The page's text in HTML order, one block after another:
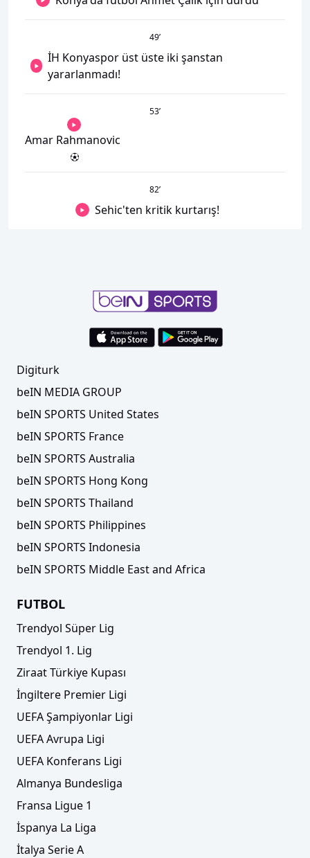
49’
İH Konyaspor üst üste iki şanstan
yararlanmadı!
53’
Amar Rahmanovic
82’
Sehic'ten kritik kurtarış!
Digiturk
beIN MEDIA GROUP
beIN SPORTS United States
beIN SPORTS France
beIN SPORTS Australia
beIN SPORTS Hong Kong
beIN SPORTS Thailand
beIN SPORTS Philippines
beIN SPORTS Indonesia
beIN SPORTS Middle East and Africa
FUTBOL
Trendyol Süper Lig
Trendyol 1. Lig
Ziraat Türkiye Kupası
İngiltere Premier Ligi
UEFA Şampiyonlar Ligi
UEFA Avrupa Ligi
UEFA Konferans Ligi
Almanya Bundesliga
Fransa Ligue 1
İspanya La Liga
İtalya Serie A